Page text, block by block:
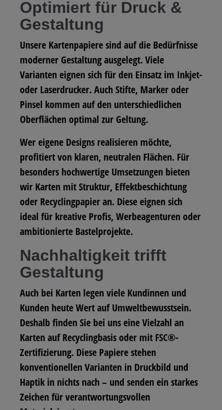
Optimiert für Druck &
Gestaltung
Unsere Kartenpapiere sind auf die Bedürfnisse
moderner Gestaltung ausgelegt. Viele
Varianten eignen sich für den Einsatz im Inkjet-
oder Laserdrucker. Auch Stifte, Marker oder
Pinsel kommen auf den unterschiedlichen
Oberflächen optimal zur Geltung.
Wer eigene Designs realisieren möchte,
profitiert von klaren, neutralen Flächen. Für
besonders hochwertige Umsetzungen bieten
wir Karten mit Struktur, Effektbeschichtung
oder Recyclingpapier an. Diese eignen sich
ideal für kreative Profis, Werbeagenturen oder
ambitionierte Bastelprojekte.
Nachhaltigkeit trifft
Gestaltung
Auch bei Karten legen viele Kundinnen und
Kunden heute Wert auf Umweltbewusstsein.
Deshalb finden Sie bei uns eine Vielzahl an
Karten auf Recyclingbasis oder mit FSC®-
Zertifizierung. Diese Papiere stehen
konventionellen Varianten in Druckbild und
Haptik in nichts nach – und senden ein starkes
Zeichen für verantwortungsvollen